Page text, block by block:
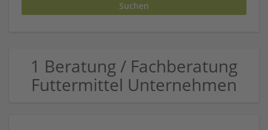
1 Beratung / Fachberatung
Futtermittel Unternehmen